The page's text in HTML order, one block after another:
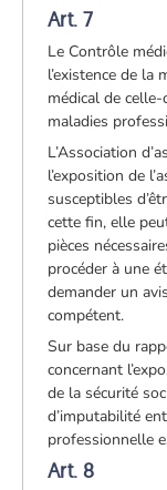
Art. 7
Le Contrôle
l’existence de la
médical de
maladies
L’Association
l’exposition de
susceptibles
cette fin, elle
pièces
procéder à une
demander un
compétent.
Sur base du
concernant
de la sécurité
d’imputabilité
professionnelle
Art. 8